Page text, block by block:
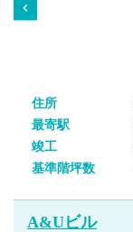
住所
最寄駅
竣工
基準階坪数
A&Uビル